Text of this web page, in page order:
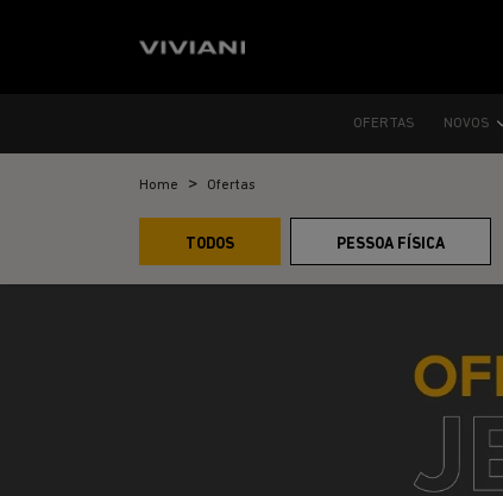
OFERTAS NOVOS
Home Ofertas
TODOS PESSOA FÍSICA